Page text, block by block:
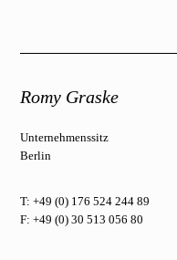
Romy Graske
Unternehmenssitz
Berlin
T: +49 (0) 176 524 244 89
F: +49 (0) 30 513 056 80